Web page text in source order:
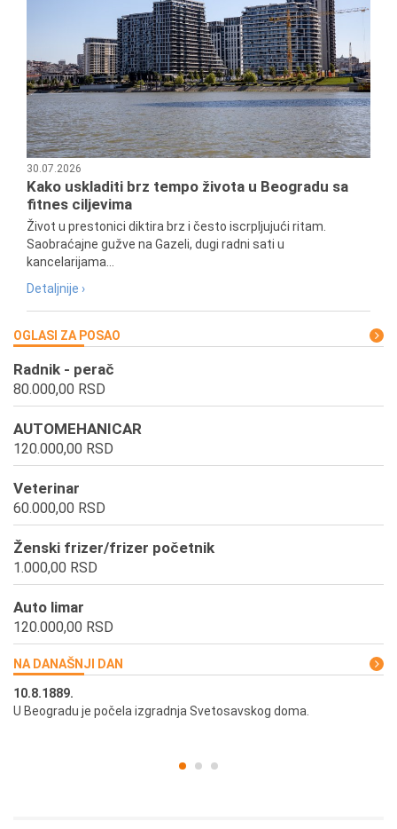
30.07.2026
Kako uskladiti brz tempo života u Beogradu sa
fitnes ciljevima
Život u prestonici diktira brz i često iscrpljujući ritam.
Saobraćajne gužve na Gazeli, dugi radni sati u
kancelarijama...
Detaljnije ›
OGLASI ZA POSAO
Radnik - perač
80.000,00 RSD
AUTOMEHANICAR
120.000,00 RSD
Veterinar
60.000,00 RSD
Ženski frizer/frizer početnik
1.000,00 RSD
Auto limar
120.000,00 RSD
NA DANAŠNJI DAN
10.8.1889.
U Beogradu je počela izgradnja Svetosavskog doma.